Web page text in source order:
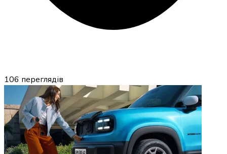
106 переглядів